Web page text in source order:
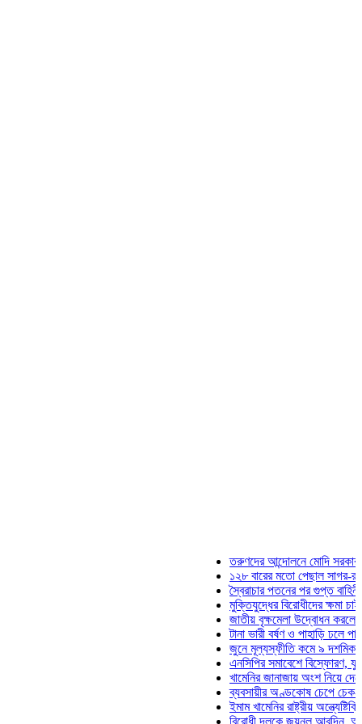
তরুণদের আন্দোলনে মোদি সরকার দুর্বল
১২৮ বারের মতো পেছাল সাগর-রুনি হত্যা
স্বৈরাচার পতনের পর গুপ্ত বাহিনীর
মুক্তিযুদ্ধের বিরোধীদের ক্ষমা চাইতে
জাতীয় বৃক্ষমেলা উদ্বোধন করলেন
টানা ভারী বর্ষণ ও পাহাড়ি ঢলে পানিবন্দি
জুনে মূল্যস্ফীতি কমে ৯ দশমিক ১৬
এনসিপির সমাবেশে বিস্ফোরণ, যুবলীগের
খামেনির জানাজায় অংশ নিয়ে দেশে
ব্যবসায়ীর অণ্ডকোষ চেপে চেক-স্ট্যাম্পে
ইমাম খামেনির রাষ্ট্রীয় অন্ত্যেষ্টিক্রিয়ায়
বিরোধী দলকে জয়নুল আবদিন, আপনারা